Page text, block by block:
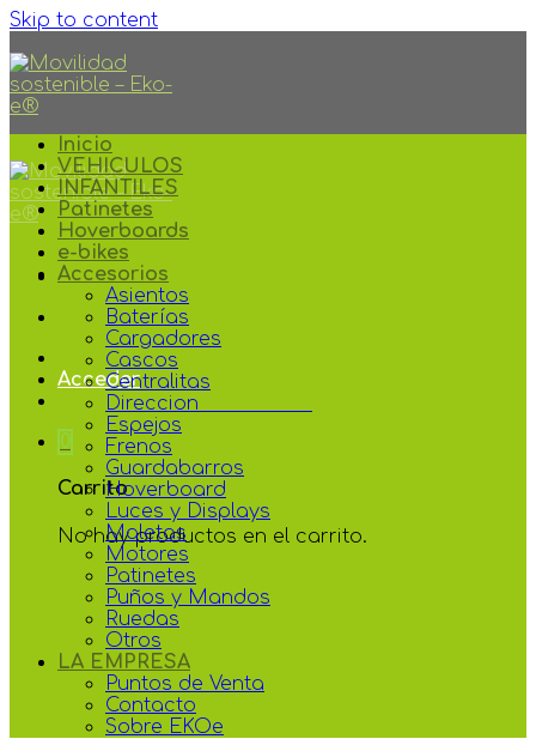
Skip to content
Acceder
0
Carrito
No hay productos en el carrito.
Inicio
VEHICULOS
INFANTILES
Patinetes
Hoverboards
e-bikes
Accesorios
Asientos
Baterías
Cargadores
Cascos
Centralitas
Direccion
Espejos
Frenos
Guardabarros
Hoverboard
Luces y Displays
Maletas
Motores
Patinetes
Puños y Mandos
Ruedas
Otros
LA EMPRESA
Puntos de Venta
Contacto
Sobre EKOe